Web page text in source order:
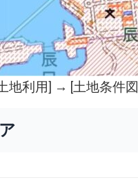
地利用] → [土地条件